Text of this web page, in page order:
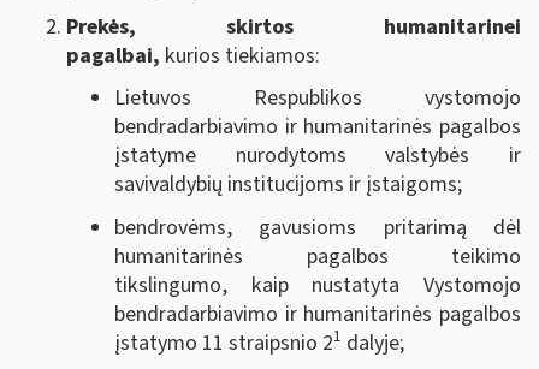
Prekės,
skirtos humanitarinei
pagalbai, kurios tiekiamos:
Lietuvos Respublikos vystomojo
bendradarbiavimo ir humanitarinės pagalbos
įstatyme nurodytoms valstybės ir
savivaldybių institucijoms ir įstaigoms;
bendrovėms, gavusioms pritarimą dėl
humanitarinės pagalbos teikimo
tikslingumo, kaip nustatyta Vystomojo
bendradarbiavimo ir humanitarinės pagalbos
įstatymo 11 straipsnio 21 dalyje;